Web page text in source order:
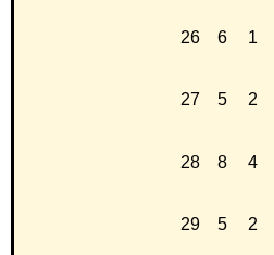
26 6 1
27 5 2
28 8 4
29 5 2